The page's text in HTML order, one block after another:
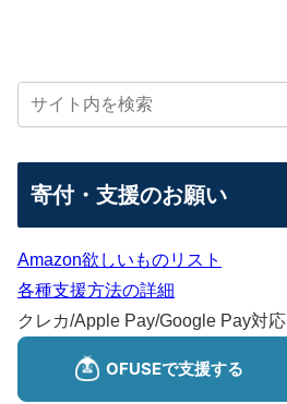
寄付・支援のお願い
Amazon欲しいものリスト
各種支援方法の詳細
クレカ/Apple Pay/Google Pay対応